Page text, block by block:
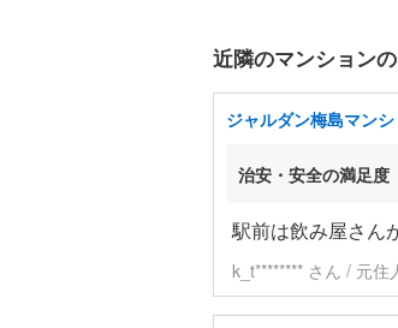
近隣のマンション
ジャルダン梅島マン
治安・安全の満足度
駅前は飲み屋さん
k_t******** さん / 元住